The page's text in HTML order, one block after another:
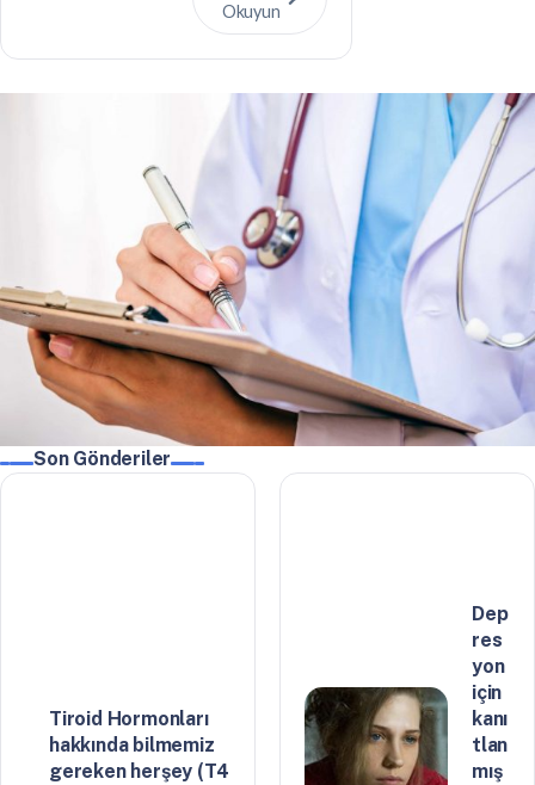
Okuyun
Son Gönderiler
Tiroid Hormonları
hakkında bilmemiz
gereken herşey (T4
Dep
res
yon
için
kanı
tlan
mış